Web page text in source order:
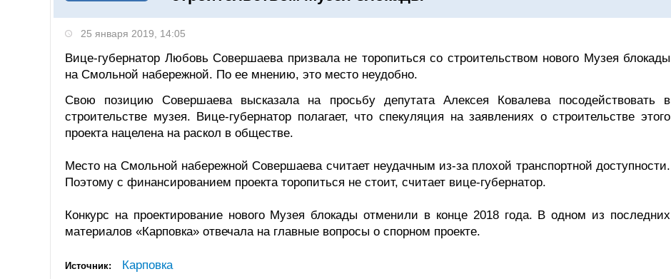
25 января 2019, 14:05
Вице-губернатор Любовь Совершаева призвала не торопиться со строительством нового Музея блокады
на Смольной набережной. По ее мнению, это место неудобно.
Свою позицию Совершаева высказала на просьбу депутата Алексея Ковалева посодействовать в
строительстве музея. Вице-губернатор полагает, что спекуляция на заявлениях о строительстве этого
проекта нацелена на раскол в обществе.
Место на Смольной набережной Совершаева считает неудачным из-за плохой транспортной доступности.
Поэтому с финансированием проекта торопиться не стоит, считает вице-губернатор.
Конкурс на проектирование нового Музея блокады отменили в конце 2018 года. В одном из последних
материалов «Карповка» отвечала на главные вопросы о спорном проекте.
Источник: Карповка